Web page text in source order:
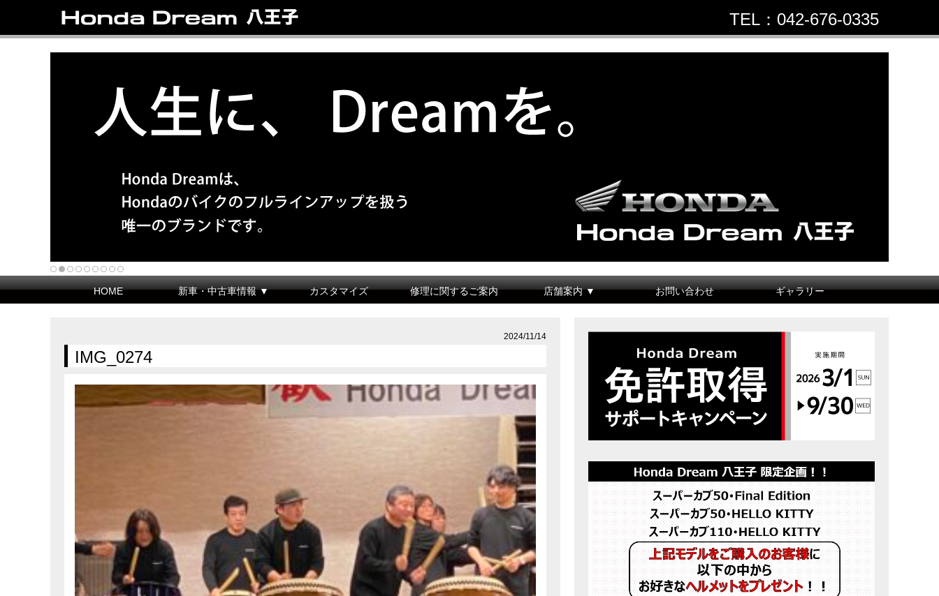
TEL：042-676-0335
HOME 新車・中古車情報 ▼ カスタマイズ 修理に関するご案内 店舗案内 ▼ お問い合わせ ギャラリー
2024/11/14
IMG_0274